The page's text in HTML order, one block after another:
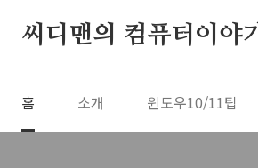
씨디맨의 컴퓨터이야기
홈 소개 윈도우10/11팁